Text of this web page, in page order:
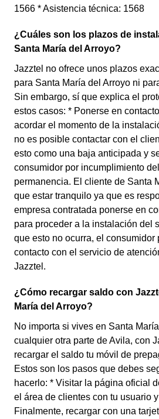
1566 * Asistencia técnica: 1568
¿Cuáles son los plazos de
Santa María del Arroyo?
Jazztel no ofrece unos plazos
para Santa María del Arroyo ni
Sin embargo, sí que explica el
estos casos: * Ponerse en
acordar el momento de la
no es posible contactar con el
esto como una baja anticipada y
consumidor por incumplimiento
permanencia. El cliente de Santa
que estar tranquilo ya que es
empresa contratada ponerse en
para proceder a la instalación del
que esto no ocurra, el consumidor
contacto con el servicio de
Jazztel.
¿Cómo recargar saldo con
María del Arroyo?
No importa si vives en Santa
cualquier otra parte de Avila, con
recargar el saldo tu móvil de
Estos son los pasos que debes
hacerlo: * Visitar la página oficial
el área de clientes con tu usuario
Finalmente, recargar con una